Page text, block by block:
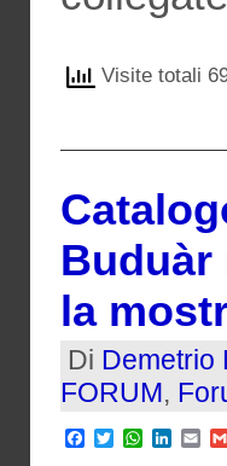
Visite totali
Buduàr
la
Di Demetrio
FORUM,
Facebook
Twitter